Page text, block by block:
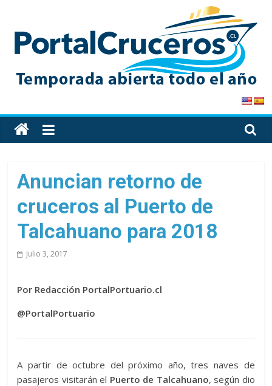
content
PortalCruceros
Toda
la
cruceros
en
Anuncian retorno de
cruceros al Puerto de
Talcahuano para 2018
Julio 3, 2017
Por Redacción PortalPortuario.cl
@PortalPortuario
A partir de octubre del próximo año, tres naves de
pasajeros visitarán el Puerto de Talcahuano, según dio